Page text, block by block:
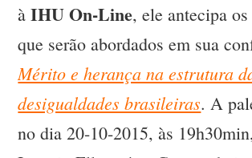
àIHU On-Line, ele antecipa os
que serão abordados em sua
Mérito e herança na estrutura
desigualdades brasileiras. A
no dia 20-10-2015, às